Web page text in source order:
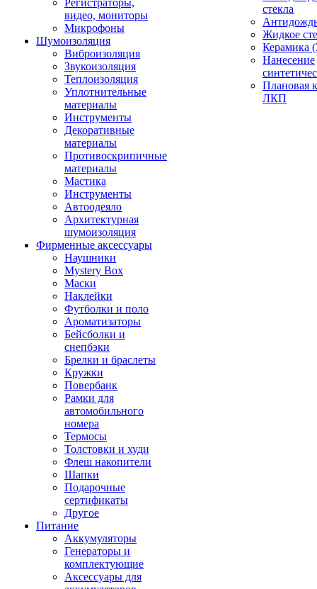
Регистраторы,
видео, мониторы
Микрофоны
Шумоизоляция
Виброизоляция
Звукоизоляция
Теплоизоляция
Уплотнительные
материалы
Инструменты
Декоративные
материалы
Противоскрипичные
материалы
Мастика
Инструменты
Автоодеяло
Архитектурная
шумоизоляция
Фирменные аксессуары
Наушники
Mystery Box
Маски
Наклейки
Футболки и поло
Ароматизаторы
Бейсболки и
снепбэки
Брелки и браслеты
Кружки
Повербанк
Рамки для
автомобильного
номера
Термосы
Толстовки и худи
Флеш накопители
Шапки
Подарочные
сертификаты
Другое
Питание
Аккумуляторы
Генераторы и
комплектующие
Аксессуары для
стекла
Жидкое
Керамика
Нанесение
Плановая
ЛКП